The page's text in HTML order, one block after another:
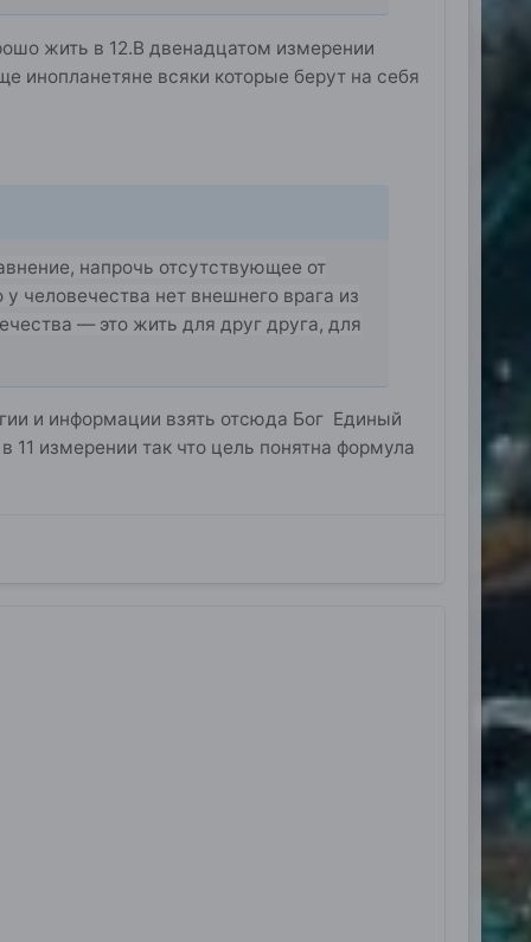
жить в 12.В двенадцатом измерении
инопланетяне всяки которые берут на себя
напрочь отсутствующее от
человечества нет внешнего врага из
— это жить для друг друга, для
и информации взять отсюда Бог Единый
измерении так что цель понятна формула